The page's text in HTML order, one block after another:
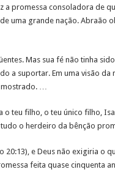
a promessa consoladora de
uma grande nação. Abraão
Mas sua fé não tinha
a suportar. Em uma visão da
mostrado. …
teu filho, o teu único filho,
tudo o herdeiro da bênção
e Deus não exigiria o
feita quase cinquenta